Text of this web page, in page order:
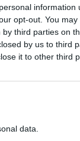
information
opt-out. You
third parties on
by us to third
it to other third
data.
koristiti i u